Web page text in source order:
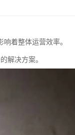
着整体运营效率。
解决方案。